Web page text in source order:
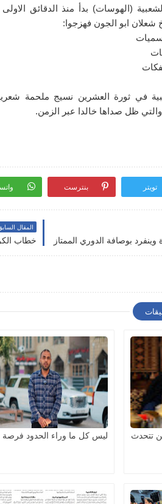
(الهوسات) بدأ منذ الدقائق
شعلان ابو الجون فهزجوا:
في ثورة العشرين نسيج ملحمة
تويتر بنترست
بوصافة الدوري الممتاز
المقال
خطاب
تتحدث
ليس كل ما وراء الحدود فرصة